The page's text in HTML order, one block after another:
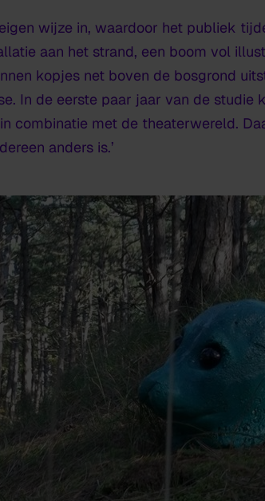
wijze in, waardoor het publiek
aan het strand, een boom vol
kopjes net boven de bosgrond
In de eerste paar jaar van de studie
combinatie met de theaterwereld.
anders is.’